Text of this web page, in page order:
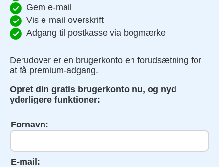
Gem e-mail
Vis e-mail-overskrift
Adgang til postkasse via bogmærke
Derudover er en brugerkonto en forudsætning for
at få premium-adgang.
Opret din gratis brugerkonto nu, og nyd
yderligere funktioner:
Fornavn:
E-mail: